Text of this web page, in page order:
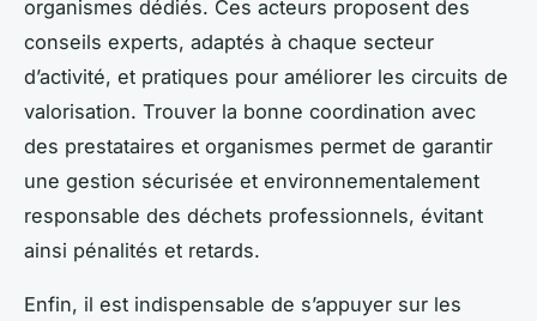
organismes dédiés. Ces acteurs proposent des
conseils experts, adaptés à chaque secteur
d’activité, et pratiques pour améliorer les circuits de
valorisation. Trouver la bonne coordination avec
des prestataires et organismes permet de garantir
une gestion sécurisée et environnementalement
responsable des déchets professionnels, évitant
ainsi pénalités et retards.
Enfin, il est indispensable de s’appuyer sur les